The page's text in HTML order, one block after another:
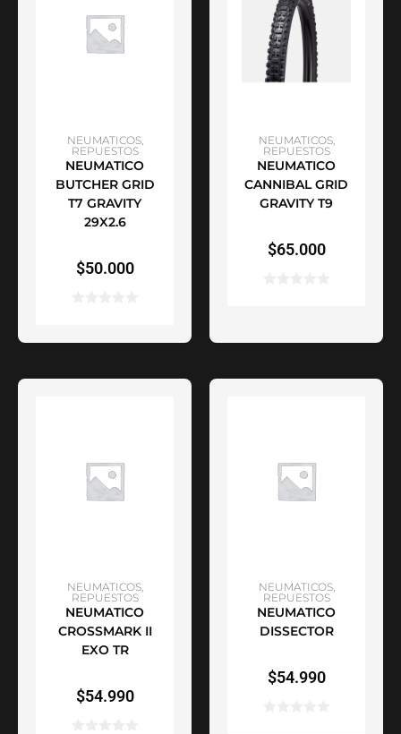
AÑADIR AL CARRITO
NEUMATICOS,
REPUESTOS
NEUMATICO
BUTCHER GRID
T7 GRAVITY
29X2.6
$50.000
SELECCIONAR
OPCIONES
NEUMATICOS,
REPUESTOS
NEUMATICO
CANNIBAL GRID
GRAVITY T9
$65.000
SELECCIONAR
OPCIONES
NEUMATICOS,
REPUESTOS
NEUMATICO
CROSSMARK II
EXO TR
$54.990
SELECCIONAR
OPCIONES
NEUMATICOS,
REPUESTOS
NEUMATICO
DISSECTOR
$54.990